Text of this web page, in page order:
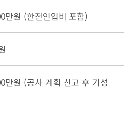
만원 (한전인입비 포함)
만원 (공사 계획 신고 후 기성